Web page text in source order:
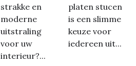
strakke en
moderne
uitstraling
voor uw
interieur?...
platen stucen
is een slimme
keuze voor
iedereen uit...